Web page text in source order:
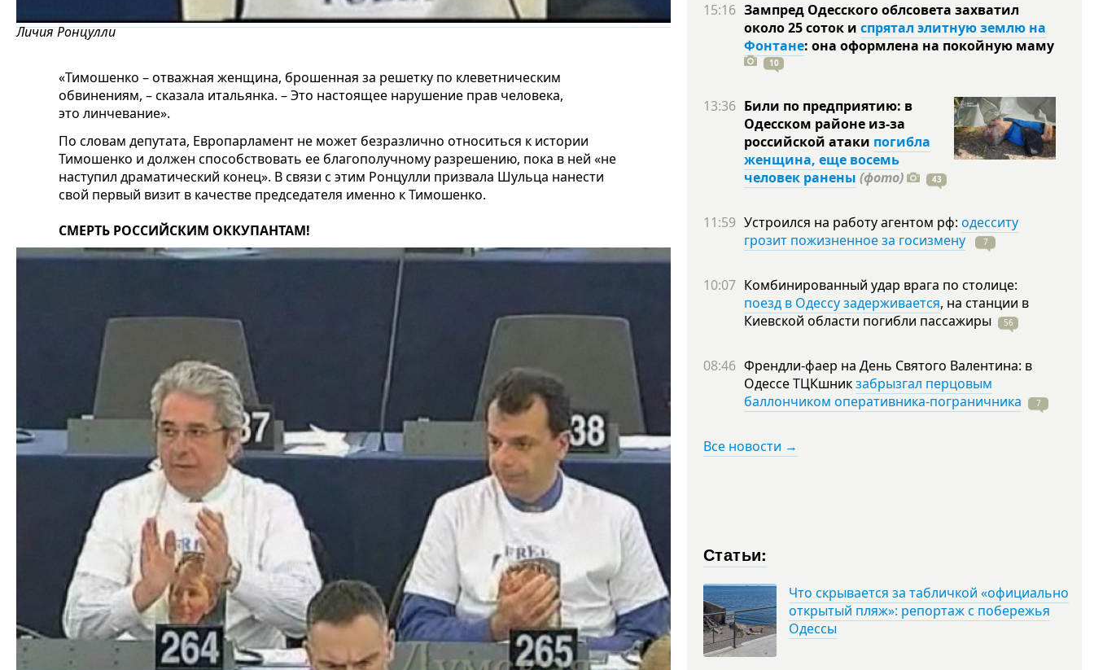
Личия Ронцулли
«Тимошенко – отважная женщина, брошенная за решетку по клеветническим
обвинениям, – сказала итальянка. – Это настоящее нарушение прав человека,
это линчевание».
По словам депутата, Европарламент не может безразлично относиться к истории
Тимошенко и должен способствовать ее благополучному разрешению, пока в ней «не
наступил драматический конец». В связи с этим Ронцулли призвала Шульца нанести
свой первый визит в качестве председателя именно к Тимошенко.
СМЕРТЬ РОССИЙСКИМ ОККУПАНТАМ!
15:16 Зампред Одесского облсовета захватил
около 25 соток и спрятал элитную землю на
Фонтане: она оформлена на покойную маму
10
13:36 Били по предприятию: в
Одесском районе из-за
российской атаки погибла
женщина, еще восемь
человек ранены (фото) 43
11:59 Устроился на работу агентом рф: одесситу
грозит пожизненное за госизмену
7
10:07 Комбинированный удар врага по столице:
поезд в Одессу задерживается, на станции в
Киевской области погибли пассажиры 56
08:46 Френдли-фаер на День Святого Валентина: в
Одессе ТЦКшникзабрызгал перцовым
баллончиком оперативника-пограничника
7
Все новости →
Статьи:
Что скрывается за табличкой «официально
открытый пляж»: репортаж с побережья
Одессы